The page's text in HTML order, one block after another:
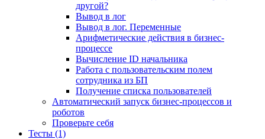
другой?
Вывод в лог
Вывод в лог. Переменные
Арифметические действия в бизнес-
процессе
Вычисление ID начальника
Работа с пользовательским полем
сотрудника из БП
Получение списка пользователей
Автоматический запуск бизнес-процессов и
роботов
Проверьте себя
Тесты (1)